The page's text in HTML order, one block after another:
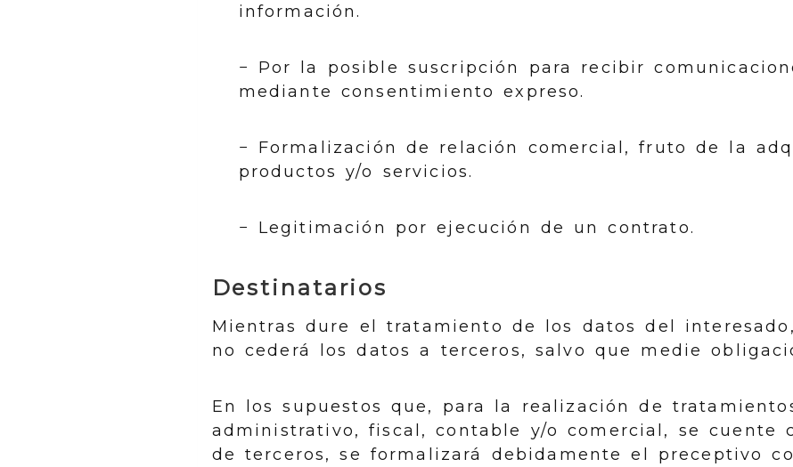
información.
− Por la posible suscripción para recibir
mediante consentimiento expreso.
− Formalización de relación comercial, fruto de la
productos y/o servicios.
− Legitimación por ejecución de un contrato.
Destinatarios
Mientras dure el tratamiento de los datos del interesado,
no cederá los datos a terceros, salvo que medie
En los supuestos que, para la realización de
administrativo, fiscal, contable y/o comercial, se cuente
de terceros, se formalizará debidamente el preceptivo